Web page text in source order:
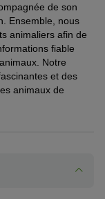
de son
Ensemble, nous
animaliers afin de
fiable
Notre
et des
animaux de